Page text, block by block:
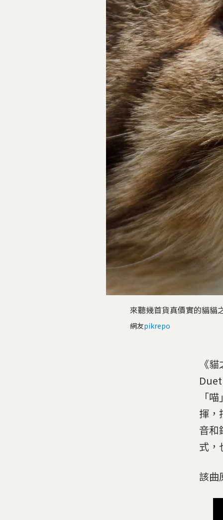
來聽幾首貨真價實的貓貓
網友pikrepo
《
「
揮，
音和
式，
該曲